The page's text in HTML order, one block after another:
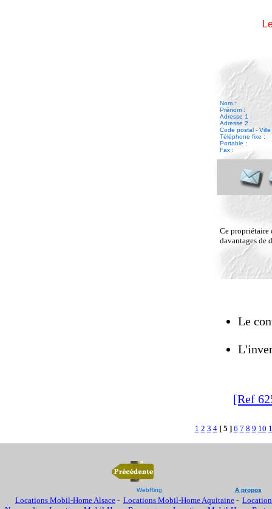
Nom :
Prénom :
Adresse 1 :
Adresse 2 :
Code postal - Ville
Téléphone fixe :
Portable :
Fax :
Ce propriétaire
davantages de
Le
[Ref
1 2 3 4 [ 5 ] 6 7 8 9 10
WebRing A propos
Locations Mobil-Home Alsace - Locations Mobil-Home Aquitaine -